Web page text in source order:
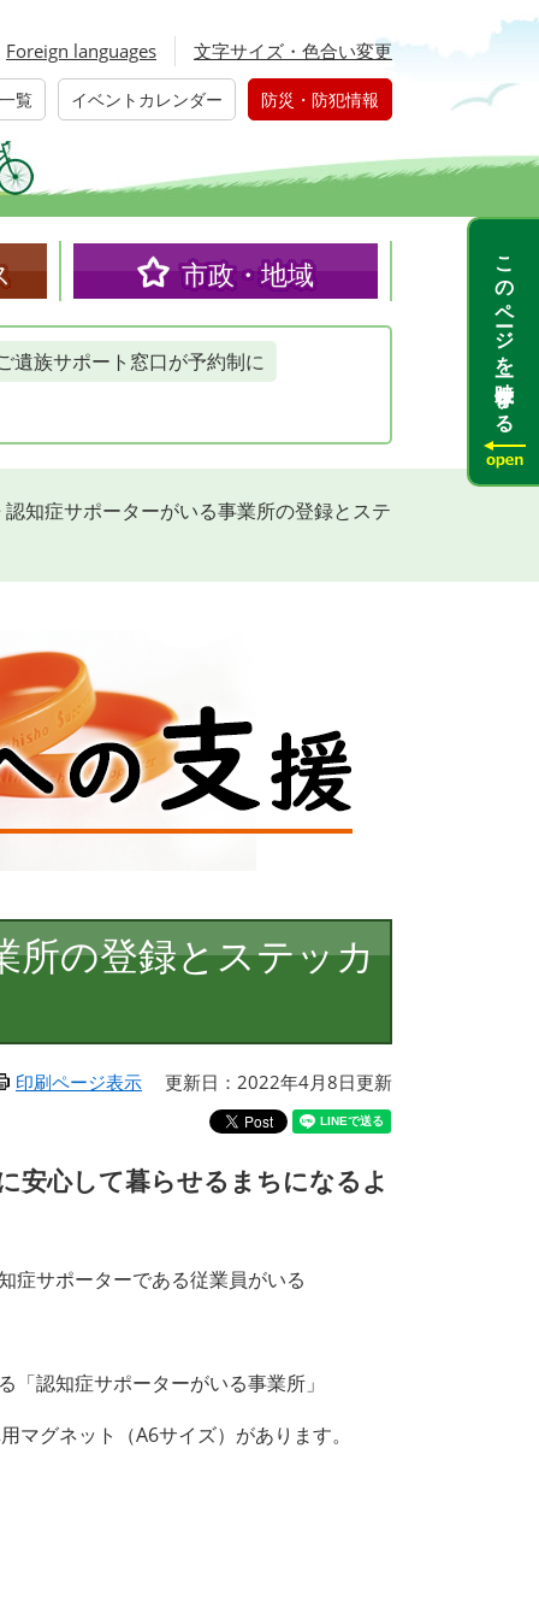
Foreign languages 文字サイズ・色合い変更
覧 イベントカレンダー 防災・防犯情報
市政・地域
遺族サポート窓口が予約制に
認知症サポーターがいる事業所の登録とステ
所の登録とステッカ
印刷ページ表示 更新日：2022年4月8日更新
安心して暮らせるまちになるよ
症サポーターである従業員がいる
認知症サポーターがいる事業所」
グネット（A6サイズ）があります。
このページを一時保存する